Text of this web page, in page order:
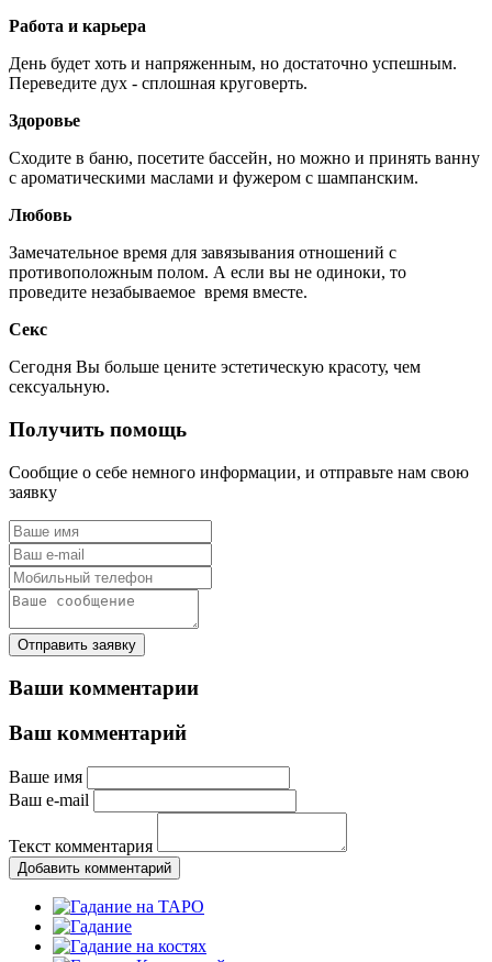
Работа и карьера
День будет хоть и напряженным, но достаточно успешным.
Переведите дух - сплошная круговерть.
Здоровье
Сходите в баню, посетите бассейн, но можно и принять ванну
с ароматическими маслами и фужером с шампанским.
Любовь
Замечательное время для завязывания отношений с
противоположным полом. А если вы не одиноки, то
проведите незабываемое время вместе.
Секс
Сегодня Вы больше цените эстетическую красоту, чем
сексуальную.
Получить помощь
Сообщие о себе немного информации, и отправьте нам свою
заявку
Отправить заявку
Ваши комментарии
Ваш комментарий
Ваше имя
Ваш e-mail
Текст комментария
Добавить комментарий